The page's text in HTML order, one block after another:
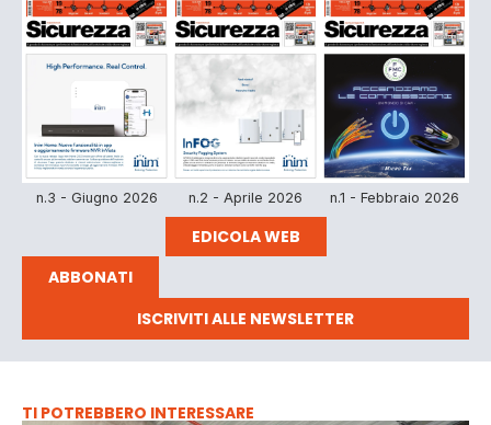
n.3 - Giugno 2026 n.2 - Aprile 2026 n.1 - Febbraio 2026
EDICOLA WEB
ABBONATI
ISCRIVITI ALLE NEWSLETTER
TI POTREBBERO INTERESSARE